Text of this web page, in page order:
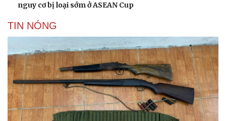
nguy cơ bị loại sớm ở ASEAN Cup
TIN NÓNG